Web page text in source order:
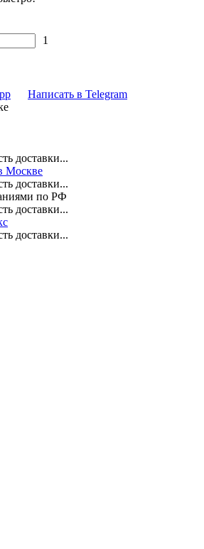
1
Написать в Telegram
доставки...
Москве
доставки...
по РФ
доставки...
доставки...